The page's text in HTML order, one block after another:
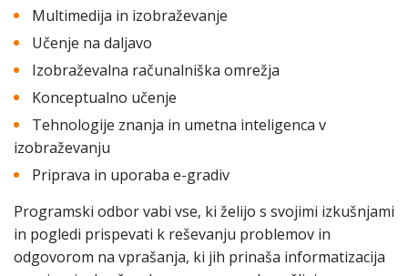
Multimedija in izobraževanje
Učenje na daljavo
Izobraževalna računalniška omrežja
Konceptualno učenje
Tehnologije znanja in umetna inteligenca v
izobraževanju
Priprava in uporaba e-gradiv
Programski odbor vabi vse, ki želijo s svojimi izkušnjami
in pogledi prispevati k reševanju problemov in
odgovorom na vprašanja, ki jih prinaša informatizacija